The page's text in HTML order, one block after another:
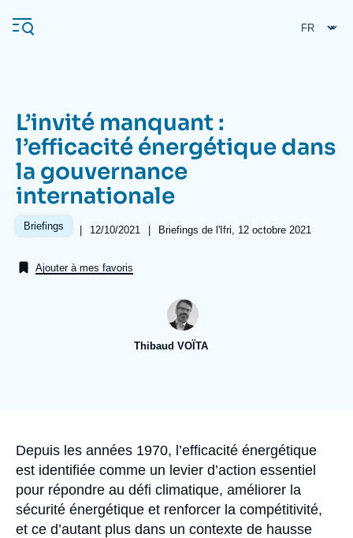
au
contenu
Navigation
principale
L'Ifri
Analyses
L’invité manquant :
l’efficacité énergétique dans
la gouvernance
internationale
Briefings |
Date
publication
12/10/2021 | Références
Briefings de l'Ifri, 12 octobre 2021
Ajouter à mes favoris
Thibaud VOÏTA
Accroche
Depuis les années 1970, l’efficacité énergétique
est identifiée comme un levier d’action essentiel
pour répondre au défi climatique, améliorer la
sécurité énergétique et renforcer la compétitivité,
et ce d’autant plus dans un contexte de hausse